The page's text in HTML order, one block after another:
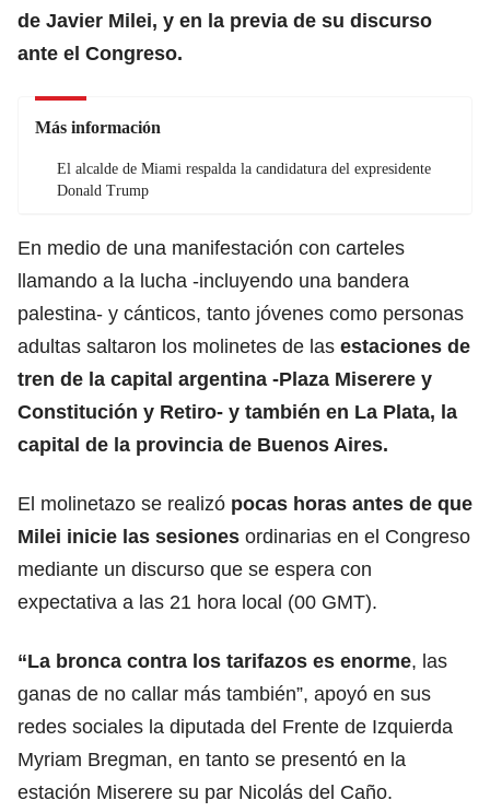
de Javier Milei, y en la previa de su discurso
ante el Congreso.
Más información
El alcalde de Miami respalda la candidatura del expresidente
Donald Trump
En medio de una manifestación con carteles
llamando a la lucha -incluyendo una bandera
palestina- y cánticos, tanto jóvenes como personas
adultas saltaron los molinetes de las estaciones de
tren de la capital argentina -Plaza Miserere y
Constitución y Retiro- y también en La Plata, la
capital de la provincia de Buenos Aires.
El molinetazo se realizó pocas horas antes de que
Milei inicie las sesiones ordinarias en el Congreso
mediante un discurso que se espera con
expectativa a las 21 hora local (00 GMT).
“La bronca contra los tarifazos es enorme, las
ganas de no callar más también”, apoyó en sus
redes sociales la diputada del Frente de Izquierda
Myriam Bregman, en tanto se presentó en la
estación Miserere su par Nicolás del Caño.